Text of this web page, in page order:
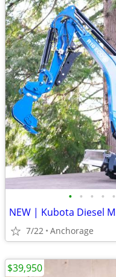
• • • • •
7/22 Anchorage
$39,950